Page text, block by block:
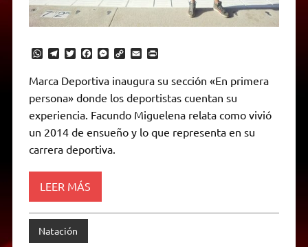
W
t
s
p
p
T
e
g
r
a
m
T
t
t
e
r
F
c
e
b
o
k
M
s
s
e
g
e
r
C
y
L
i
n
k
E
i
l
P
n
t
r
i
e
Marca Deportiva inaugura su sección «En primera
persona» donde los deportistas cuentan su
experiencia. Facundo Miguelena relata como vivió
un 2014 de ensueño y lo que representa en su
carrera deportiva.
LEER MÁS
Natación